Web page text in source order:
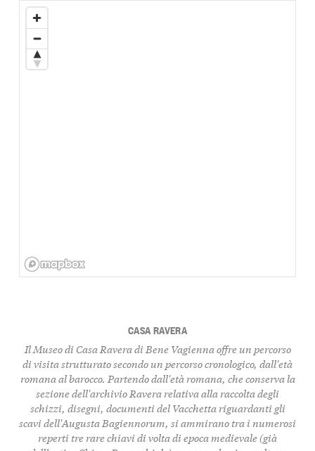
CASA RAVERA
Il Museo di Casa Ravera di Bene Vagienna offre un percorso
di visita strutturato secondo un percorso cronologico, dall'età
romana al barocco. Partendo dall'età romana, che conserva la
sezione dell'archivio Ravera relativa alla raccolta degli
schizzi, disegni, documenti del Vacchetta riguardanti gli
scavi dell'Augusta Bagiennorum, si ammirano tra i numerosi
reperti tre rare chiavi di volta di epoca medievale (già